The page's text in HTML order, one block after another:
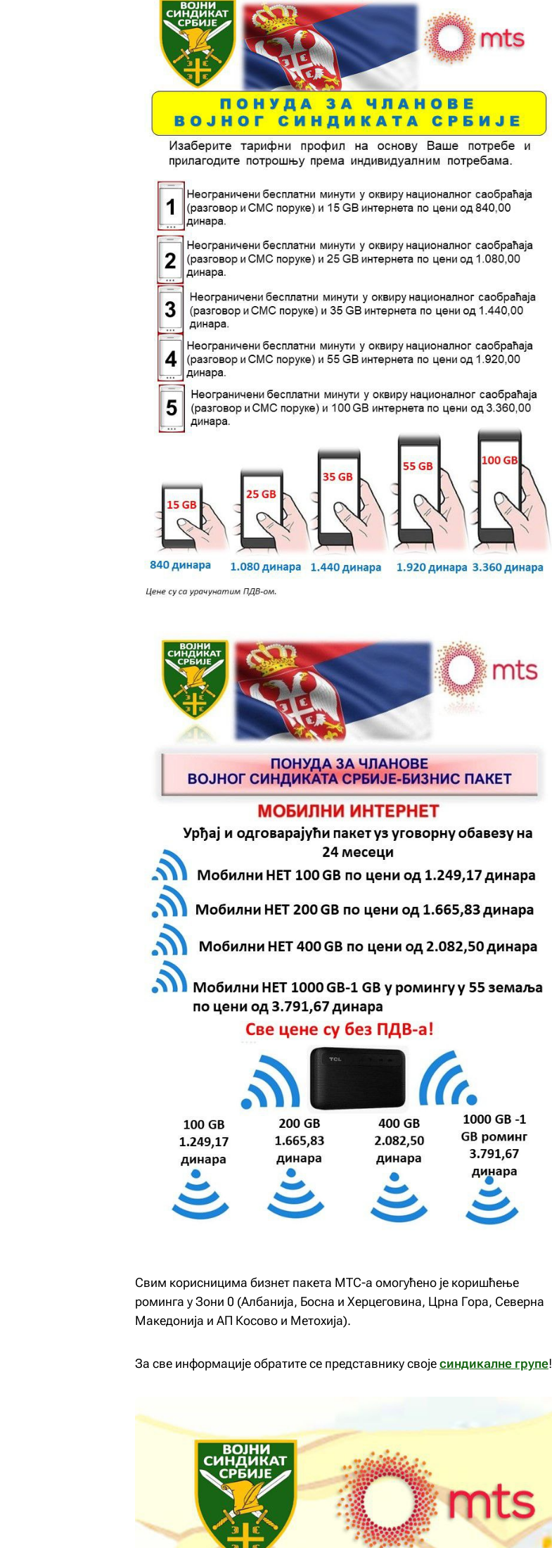
Свим корисницима бизнет пакета МТС-а омогућено је коришћење
роминга у Зони 0 (Албанија, Босна и Херцеговина, Црна Гора, Северна
Македонија и АП Косово и Метохија).
За све информације обратите се представнику својесиндикалне групе!